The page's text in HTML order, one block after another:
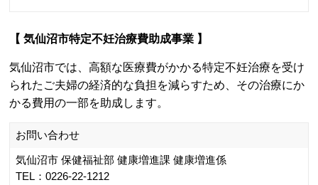
【 気仙沼市特定不妊治療費助成事業 】
気仙沼市では、高額な医療費がかかる特定不妊治療を受け
られたご夫婦の経済的な負担を減らすため、その治療にか
かる費用の一部を助成します。
お問い合わせ
気仙沼市 保健福祉部 健康増進課 健康増進係
TEL：0226-22-1212